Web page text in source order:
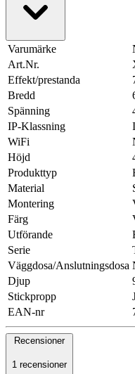
Varumärke
Art.Nr.
Effekt/prestanda
Bredd
Spänning
IP-Klassning
WiFi
Höjd
Produkttyp
Material
Montering
Färg
Utförande
Serie
Väggdosa/Anslutningsdosa
Djup
Stickpropp
EAN-nr
Recensioner
1 recensioner